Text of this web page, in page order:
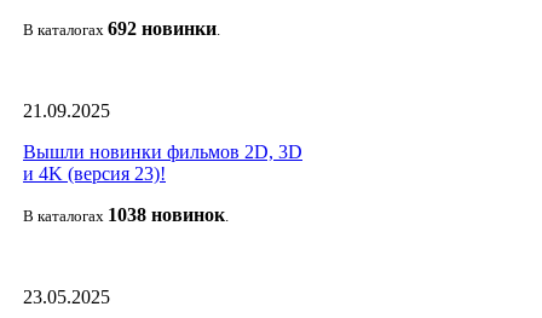
В каталогах 692 новинки.
21.09.2025
Вышли новинки фильмов 2D, 3D
и 4K (версия 23)!
В каталогах 1038 новинок.
23.05.2025